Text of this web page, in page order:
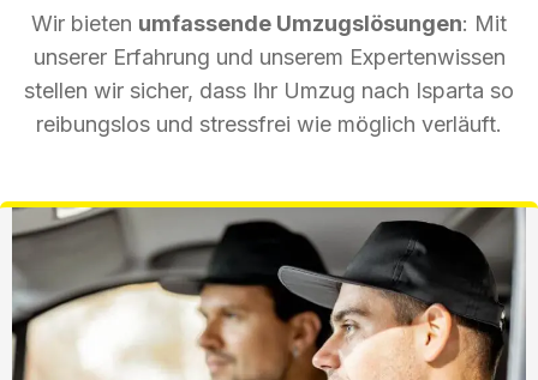
Wir bieten umfassende Umzugslösungen: Mit
unserer Erfahrung und unserem Expertenwissen
stellen wir sicher, dass Ihr Umzug nach Isparta so
reibungslos und stressfrei wie möglich verläuft.